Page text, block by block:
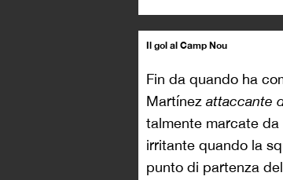
Il gol al Camp Nou
Fin da quando ha
Martínezattaccante
talmente marcate
irritante quando la
punto di partenza